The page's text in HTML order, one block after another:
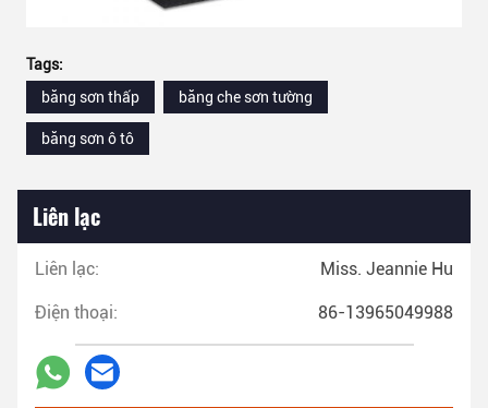
Tags:
băng sơn thấp
băng che sơn tường
băng sơn ô tô
Liên lạc
Liên lạc: Miss. Jeannie Hu
Điện thoại: 86-13965049988